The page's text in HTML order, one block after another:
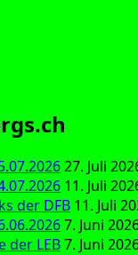
27. Juli
11. Juli
der DFB 11. Juli
7. Juni
der LEB7. Juni